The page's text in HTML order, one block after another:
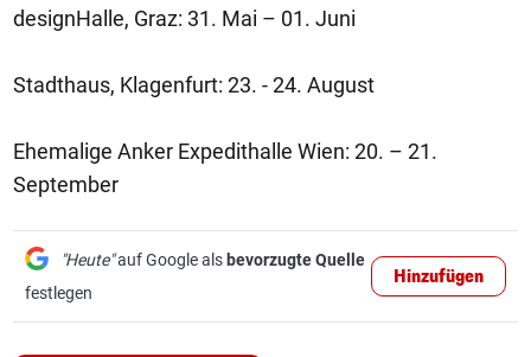
designHalle, Graz: 31. Mai – 01. Juni
Stadthaus, Klagenfurt: 23. - 24. August
Ehemalige Anker Expedithalle Wien: 20. – 21.
September
"Heute"auf Google als bevorzugte Quelle
festlegen
Hinzufügen